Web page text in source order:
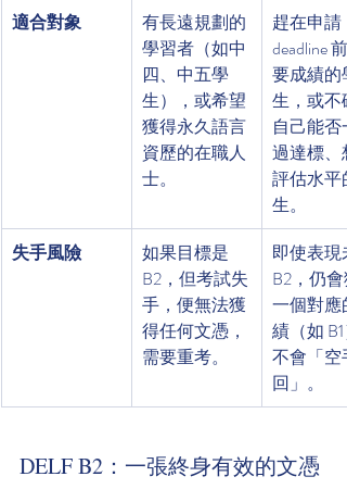
適合對象
有長遠規劃的
學習者（如中
四、中五學
生），或希望
獲得永久語言
資歷的在職人
士。
趕在申請
deadline 前
要成績的學
生，或不
自己能否
過達標、
評估水平
生。
失手風險
如果目標是
B2，但考試失
手，便無法獲
得任何文憑，
需要重考。
即使表現
B2，仍會
一個對應
績（如 B1
不會「空
回」。
DELF B2：一張終身有效的文憑